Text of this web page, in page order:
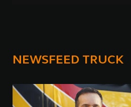
NEWSFEED TRUCK